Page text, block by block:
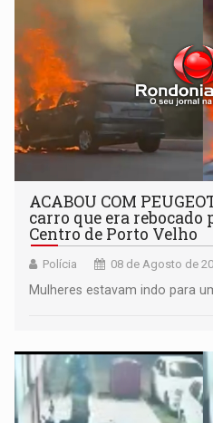
ACABOU COM
carro que era rebocado
Centro de Porto Velho
Polícia 08 de Agosto de
Mulheres estavam indo para